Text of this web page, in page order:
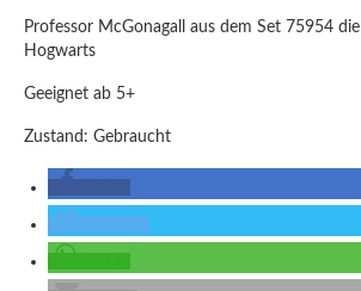
Professor McGonagall aus dem Set 75954
Hogwarts
Geeignet ab 5+
Zustand: Gebraucht